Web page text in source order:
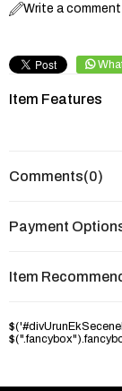
Write a comment
Item Features
Comments(0)
Payment
Item